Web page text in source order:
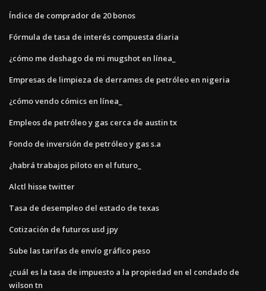
Índice de comprador de 20 bonos
Fórmula de tasa de interés compuesta diaria
¿cómo me deshago de mi mugshot en línea_
Empresas de limpieza de derrames de petróleo en nigeria
¿cómo vendo cómics en línea_
Empleos de petróleo y gas cerca de austin tx
Fondo de inversión de petróleo y gas s.a
¿habrá trabajos piloto en el futuro_
Alctl hisse twitter
Tasa de desempleo del estado de texas
Cotización de futuros usd jpy
Sube las tarifas de envío gráfico peso
¿cuál es la tasa de impuesto a la propiedad en el condado de
wilson tn